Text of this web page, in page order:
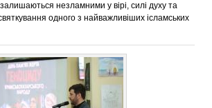
незламними у вірі, силі духу та
одного з найважливіших ісламських